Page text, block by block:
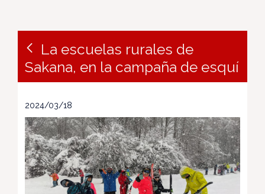
La escuelas rurales de
Sakana, en la campaña de esquí
2024/03/18